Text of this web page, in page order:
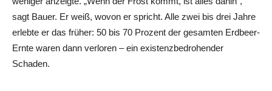
sagt Bauer. Er weiß, wovon er spricht. Alle zwei bis drei Jahre
erlebte er das früher: 50 bis 70 Prozent der gesamten Erdbeer-
Ernte waren dann verloren – ein existenzbedrohender
Schaden.